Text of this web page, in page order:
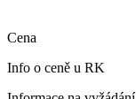
Cena
Info o ceně u RK